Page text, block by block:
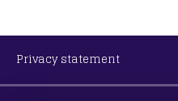
Privacy statement